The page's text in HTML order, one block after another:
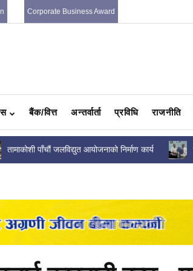
Corporate Business Award
बैंक/वित्त अन्तर्वार्ता प्रविधि राजनीति
तामाकोशी पाँचौं जलविद्युत आयोजनाको निर्माण कार्य